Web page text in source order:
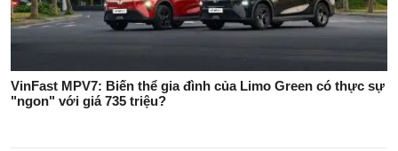
VinFast MPV7: Biến thể gia đình của Limo Green có thực sự
"ngon" với giá 735 triệu?